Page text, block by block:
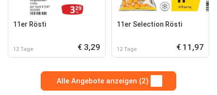
11er Rösti
12 Tage € 3,29
11er Selection Rösti
12 Tage € 11,97
Alle Angebote anzeigen (2)